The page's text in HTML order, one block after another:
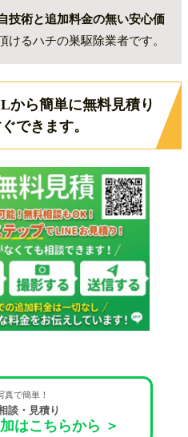
ないと見積れない』という
介サイトになります。
流れ
による刺傷被害
バチの習性
技術と追加料金の無い安心価
けるハチの巣駆除業者です。
ら簡単に無料見積り
できます。
で簡単！
談・見積り
はこちらから ＞